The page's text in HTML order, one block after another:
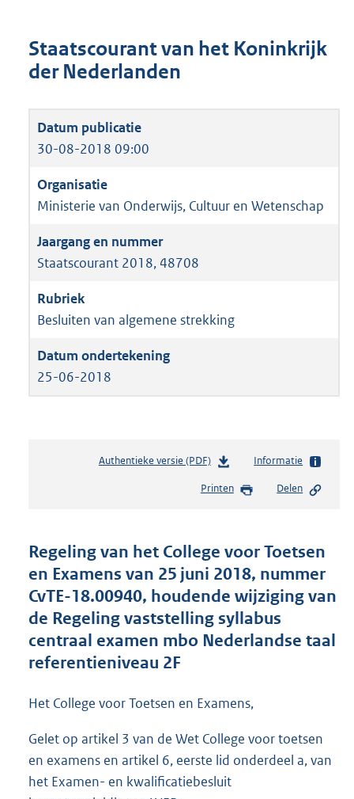
Staatscourant van het Koninkrijk
der Nederlanden
30-08-2018 09:00
Ministerie van Onderwijs, Cultuur en Wetenschap
Staatscourant 2018, 48708
Besluiten van algemene strekking
25-06-2018
Authentieke versie (PDF)b
s
d
s
g
o
o
:
8
4
K
Informatie
Printen Delen
Regeling van het College voor Toetsen
en Examens van 25 juni 2018, nummer
CvTE-18.00940, houdende wijziging van
de Regeling vaststelling syllabus
centraal examen mbo Nederlandse taal
referentieniveau 2F
Het College voor Toetsen en Examens,
Gelet op artikel 3 van de Wet College voor toetsen
en examens en artikel 6, eerste lid onderdeel a, van
het Examen- en kwalificatiebesluit